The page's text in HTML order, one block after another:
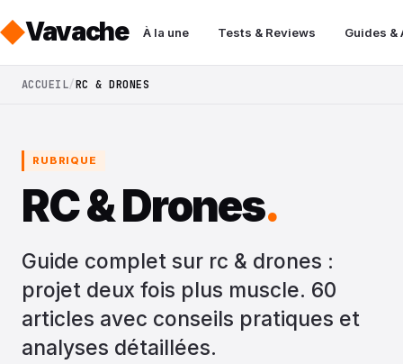
Vavache À la une Tests & Reviews Guides &
ACCUEIL RC & DRONES
RUBRIQUE
RC & Drones.
Guide complet sur rc & drones :
projet deux fois plus muscle. 60
articles avec conseils pratiques et
analyses détaillées.